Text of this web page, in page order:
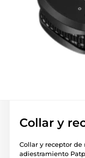
Collar y
Collar y receptor
adiestramiento